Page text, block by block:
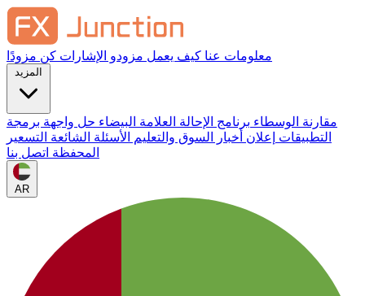
معلومات عنا كيف يعمل مزودو الإشارات كن مزودًا
مقارنة الوسطاء برنامج الإحالة العلامة البيضاء حل واجهة برمجة
التطبيقات
إعلان أخبار السوق والتعليم الأسئلة الشائعة التسعير
المحفظة اتصل بنا
AR